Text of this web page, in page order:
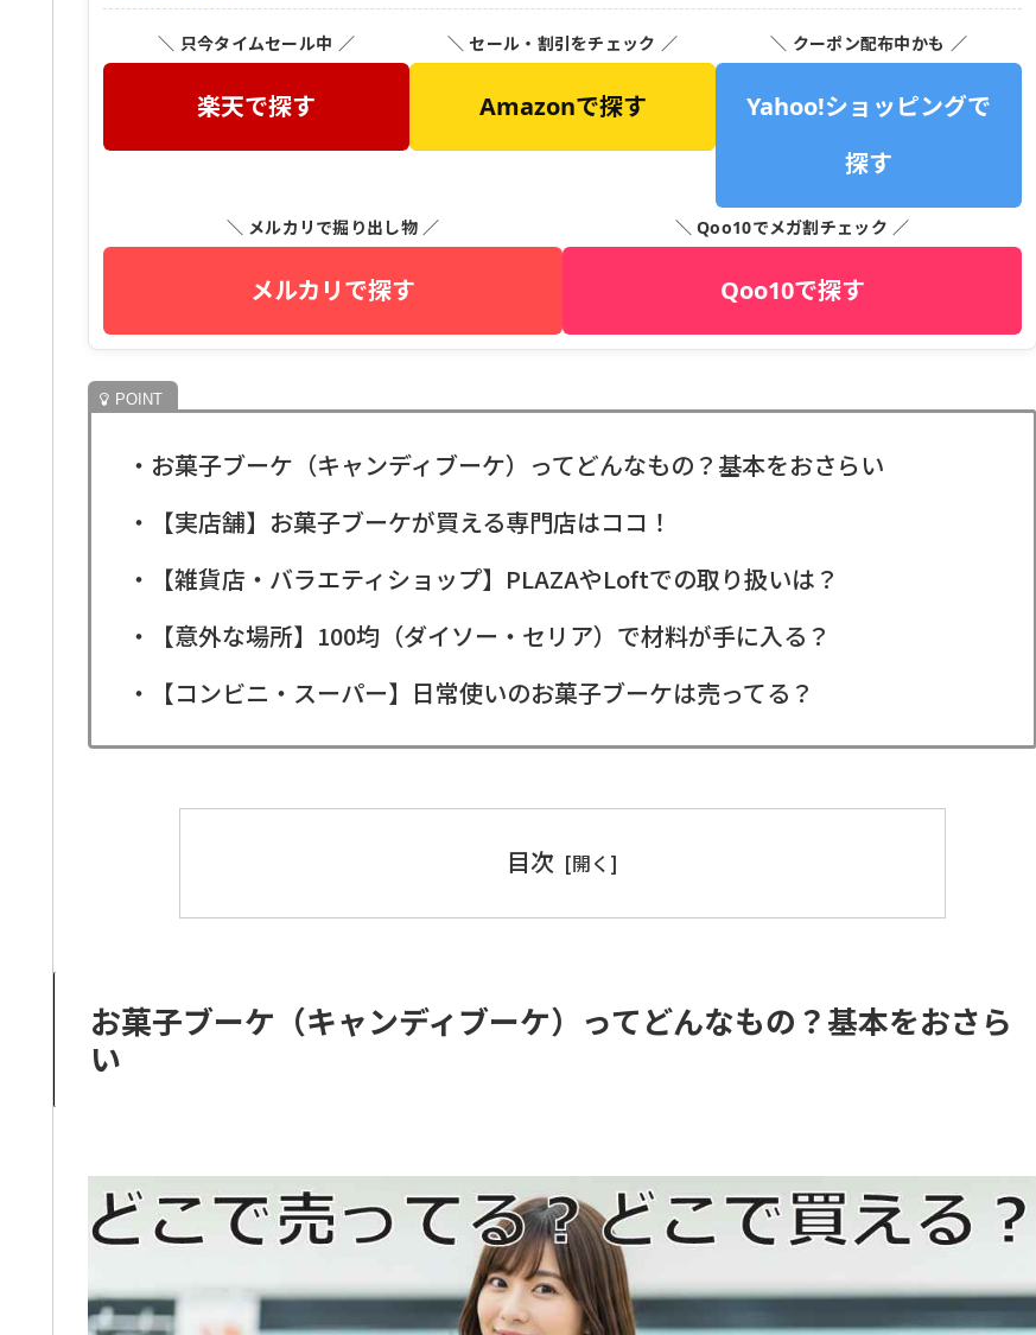
＼ 只今タイムセール中 ／
楽天で探す
＼ セール・割引をチェック ／
Amazonで探す
＼ クーポン配布中かも ／
Yahoo!ショッピングで
探す
＼ メルカリで掘り出し物 ／
メルカリで探す
＼ Qoo10でメガ割チェック ／
Qoo10で探す
・お菓子ブーケ（キャンディブーケ）ってどんなもの？基本をおさらい
・【実店舗】お菓子ブーケが買える専門店はココ！
・【雑貨店・バラエティショップ】PLAZAやLoftでの取り扱いは？
・【意外な場所】100均（ダイソー・セリア）で材料が手に入る？
・【コンビニ・スーパー】日常使いのお菓子ブーケは売ってる？
目次
お菓子ブーケ（キャンディブーケ）ってどんなもの？基本をおさら
い